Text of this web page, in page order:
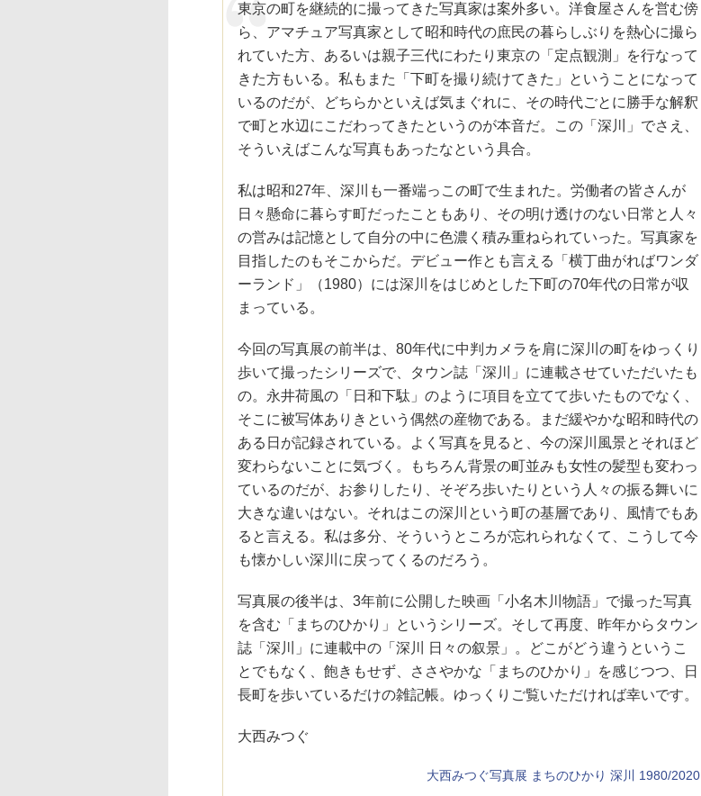
東京の町を継続的に撮ってきた写真家は案外多い。洋食屋さんを営む傍
ら、アマチュア写真家として昭和時代の庶民の暮らしぶりを熱心に撮ら
れていた方、あるいは親子三代にわたり東京の「定点観測」を行なって
きた方もいる。私もまた「下町を撮り続けてきた」ということになって
いるのだが、どちらかといえば気まぐれに、その時代ごとに勝手な解釈
で町と水辺にこだわってきたというのが本音だ。この「深川」でさえ、
そういえばこんな写真もあったなという具合。
私は昭和27年、深川も一番端っこの町で生まれた。労働者の皆さんが
日々懸命に暮らす町だったこともあり、その明け透けのない日常と人々
の営みは記憶として自分の中に色濃く積み重ねられていった。写真家を
目指したのもそこからだ。デビュー作とも言える「横丁曲がればワンダ
ーランド」（1980）には深川をはじめとした下町の70年代の日常が収
まっている。
今回の写真展の前半は、80年代に中判カメラを肩に深川の町をゆっくり
歩いて撮ったシリーズで、タウン誌「深川」に連載させていただいたも
の。永井荷風の「日和下駄」のように項目を立てて歩いたものでなく、
そこに被写体ありきという偶然の産物である。まだ緩やかな昭和時代の
ある日が記録されている。よく写真を見ると、今の深川風景とそれほど
変わらないことに気づく。もちろん背景の町並みも女性の髪型も変わっ
ているのだが、お参りしたり、そぞろ歩いたりという人々の振る舞いに
大きな違いはない。それはこの深川という町の基層であり、風情でもあ
ると言える。私は多分、そういうところが忘れられなくて、こうして今
も懐かしい深川に戻ってくるのだろう。
写真展の後半は、3年前に公開した映画「小名木川物語」で撮った写真
を含む「まちのひかり」というシリーズ。そして再度、昨年からタウン
誌「深川」に連載中の「深川 日々の叙景」。どこがどう違うというこ
とでもなく、飽きもせず、ささやかな「まちのひかり」を感じつつ、日
長町を歩いているだけの雑記帳。ゆっくりご覧いただければ幸いです。
大西みつぐ
大西みつぐ写真展 まちのひかり 深川 1980/2020